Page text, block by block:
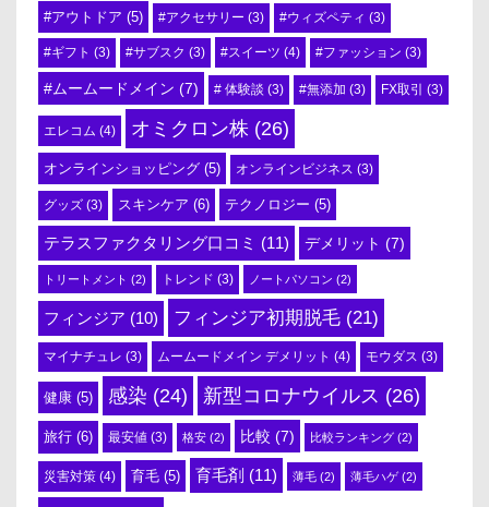
#アウトドア (5) #アクセサリー (3) #ウィズペティ (3)
#ギフト (3) #サブスク (3) #スイーツ (4) #ファッション (3)
#ムームードメイン (7) # 体験談 (3) #無添加 (3) FX取引 (3)
エレコム (4) オミクロン株 (26)
オンラインショッピング (5) オンラインビジネス (3)
グッズ (3) スキンケア (6) テクノロジー (5)
テラスファクタリング口コミ (11) デメリット (7)
トリートメント (2) トレンド (3) ノートパソコン (2)
フィンジア (10) フィンジア初期脱毛 (21)
マイナチュレ (3) ムームードメイン デメリット (4) モウダス (3)
健康 (5) 感染 (24) 新型コロナウイルス (26)
旅行 (6) 最安値 (3) 格安 (2) 比較 (7) 比較ランキング (2)
災害対策 (4) 育毛 (5) 育毛剤 (11) 薄毛 (2) 薄毛ハゲ(2)